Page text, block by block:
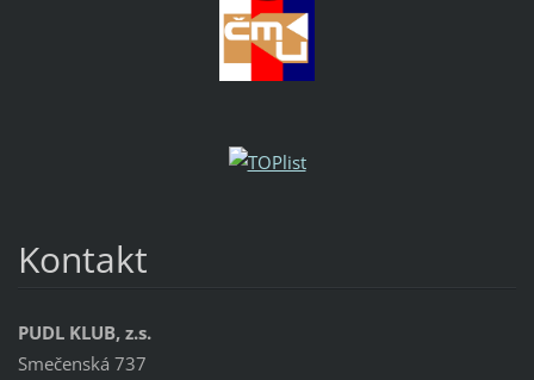
Kontakt
PUDL KLUB, z.s.
Smečenská 737